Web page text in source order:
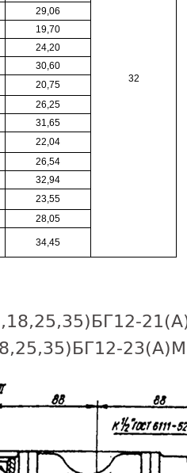
32
29,06
19,70
24,20
30,60
20,75
26,25
31,65
22,04
26,54
32,94
23,55
28,05
34,45
23(А)М